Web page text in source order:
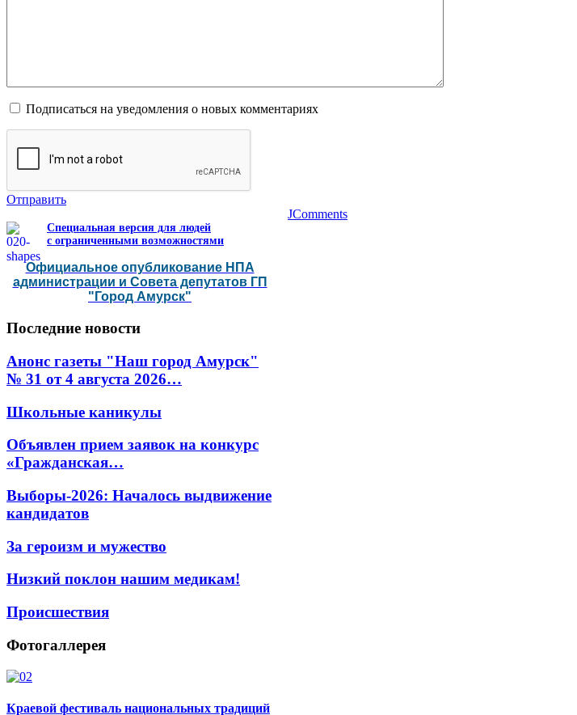
Подписаться на уведомления о новых комментариях
Отправить
JComments
Специальная версия для людей
с ограниченными возможностями
Официальное опубликование НПА
администрации и Совета депутатов ГП
"Город Амурск"
Последние новости
Анонс газеты "Наш город Амурск"
№ 31 от 4 августа 2026…
Школьные каникулы
Объявлен прием заявок на конкурс
«Гражданская…
Выборы-2026: Началось выдвижение
кандидатов
За героизм и мужество
Низкий поклон нашим медикам!
Происшествия
Фотогаллерея
Краевой фестиваль национальных традиций